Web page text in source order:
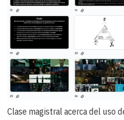
Clase magistral acerca del uso